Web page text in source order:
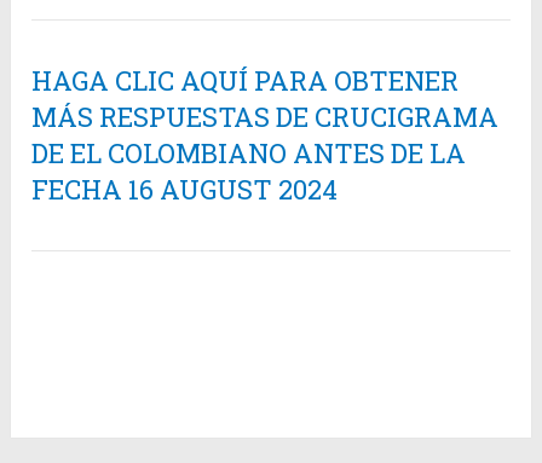
HAGA CLIC AQUÍ PARA OBTENER
MÁS RESPUESTAS DE CRUCIGRAMA
DE EL COLOMBIANO ANTES DE LA
FECHA 16 AUGUST 2024